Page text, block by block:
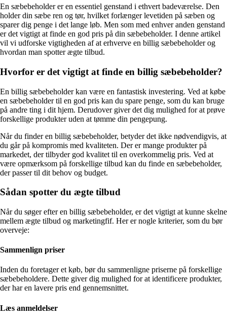
En sæbebeholder er en essentiel genstand i ethvert badeværelse. Den
holder din sæbe ren og tør, hvilket forlænger levetiden på sæben og
sparer dig penge i det lange løb. Men som med enhver anden genstand
er det vigtigt at finde en god pris på din sæbebeholder. I denne artikel
vil vi udforske vigtigheden af at erhverve en billig sæbebeholder og
hvordan man spotter ægte tilbud.
Hvorfor er det vigtigt at finde en billig sæbebeholder?
En billig sæbebeholder kan være en fantastisk investering. Ved at købe
en sæbebeholder til en god pris kan du spare penge, som du kan bruge
på andre ting i dit hjem. Derudover giver det dig mulighed for at prøve
forskellige produkter uden at tømme din pengepung.
Når du finder en billig sæbebeholder, betyder det ikke nødvendigvis, at
du går på kompromis med kvaliteten. Der er mange produkter på
markedet, der tilbyder god kvalitet til en overkommelig pris. Ved at
være opmærksom på forskellige tilbud kan du finde en sæbebeholder,
der passer til dit behov og budget.
Sådan spotter du ægte tilbud
Når du søger efter en billig sæbebeholder, er det vigtigt at kunne skelne
mellem ægte tilbud og marketingfif. Her er nogle kriterier, som du bør
overveje:
Sammenlign priser
Inden du foretager et køb, bør du sammenligne priserne på forskellige
sæbebeholdere. Dette giver dig mulighed for at identificere produkter,
der har en lavere pris end gennemsnittet.
Læs anmeldelser